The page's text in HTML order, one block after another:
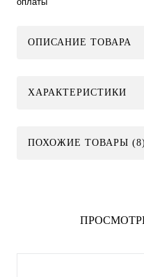
ОПИСАНИЕ ТОВАРА
ХАРАКТЕРИСТИКИ
ПОХОЖИЕ ТОВАРЫ (8)